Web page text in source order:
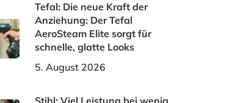
Tefal: Die neue Kraft der
Anziehung: Der Tefal
AeroSteam Elite sorgt für
schnelle, glatte Looks
5. August 2026